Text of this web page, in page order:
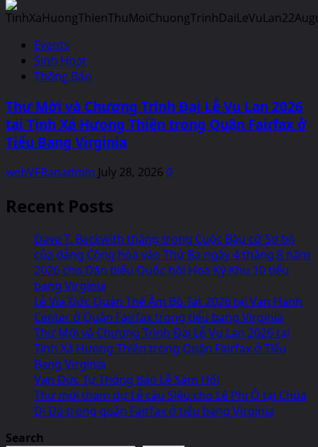
Events
Sinh Hoạt
Thông Báo
Thư Mời và Chương Trình Đại Lễ Vu Lan 2026
tại Tịnh Xá Hưong Thiền trong Quận Fairfax ở
Tiểu Bang Virginia
webVFRanadmin July 28, 2026 0
Recent Posts
Dave T. Beckwith thắng trong Cuộc Bầu cử Sơ bộ
của đảng Cộng hòa vào Thứ Ba ngày 4 tháng 8 năm
2026 cho Dân biểu Quốc hội Hoa Kỳ Khu 10 tiểu
bang Virginia
Lễ Vía Đức Quán Thế Âm Bồ Tát 2026 tại Van Hanh
Center ở Quận Fairfax trong tiểu bang Virginia
Thư Mời và Chương Trình Đại Lễ Vu Lan 2026 tại
Tịnh Xá Hưong Thiền trong Quận Fairfax ở Tiểu
Bang Virginia
Vạn Đức Tự Thông Báo Lễ Sám Hối
Thư mời tham dự Lễ càu Siêu cho Lê Phi Ô tại Chùa
Di Đà trong quận Fairfax ở tiểu bang Virginia
Search